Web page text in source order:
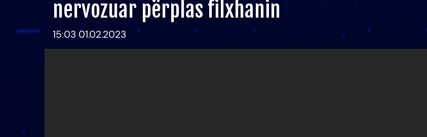
nervozuar përplas filxhanin
15:03 01.02.2023